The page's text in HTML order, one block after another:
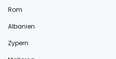
Rom
Albanien
Zypern